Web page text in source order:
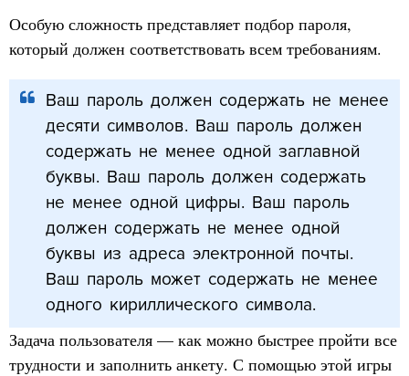
Особую сложность представляет подбор пароля,
который должен соответствовать всем требованиям.
Ваш пароль должен содержать не менее
десяти символов. Ваш пароль должен
содержать не менее одной заглавной
буквы. Ваш пароль должен содержать
не менее одной цифры. Ваш пароль
должен содержать не менее одной
буквы из адреса электронной почты.
Ваш пароль может содержать не менее
одного кириллического символа.
Задача пользователя — как можно быстрее пройти все
трудности и заполнить анкету. С помощью этой игры